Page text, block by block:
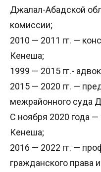
Джалал-Абадской
комиссии;
2010 — 2011 гг. —
Кенеша;
1999 — 2015 гг.-
2015 — 2020 гг. —
межрайонного суда
С ноября 2020 года —
Кенеша;
2016 — 2022 гг. —
гражданского права